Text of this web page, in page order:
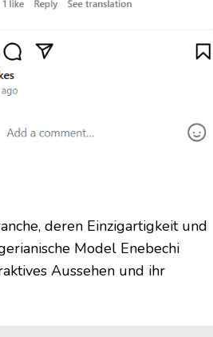
deren Einzigartigkeit und
Model Enebechi
Aussehen und ihr